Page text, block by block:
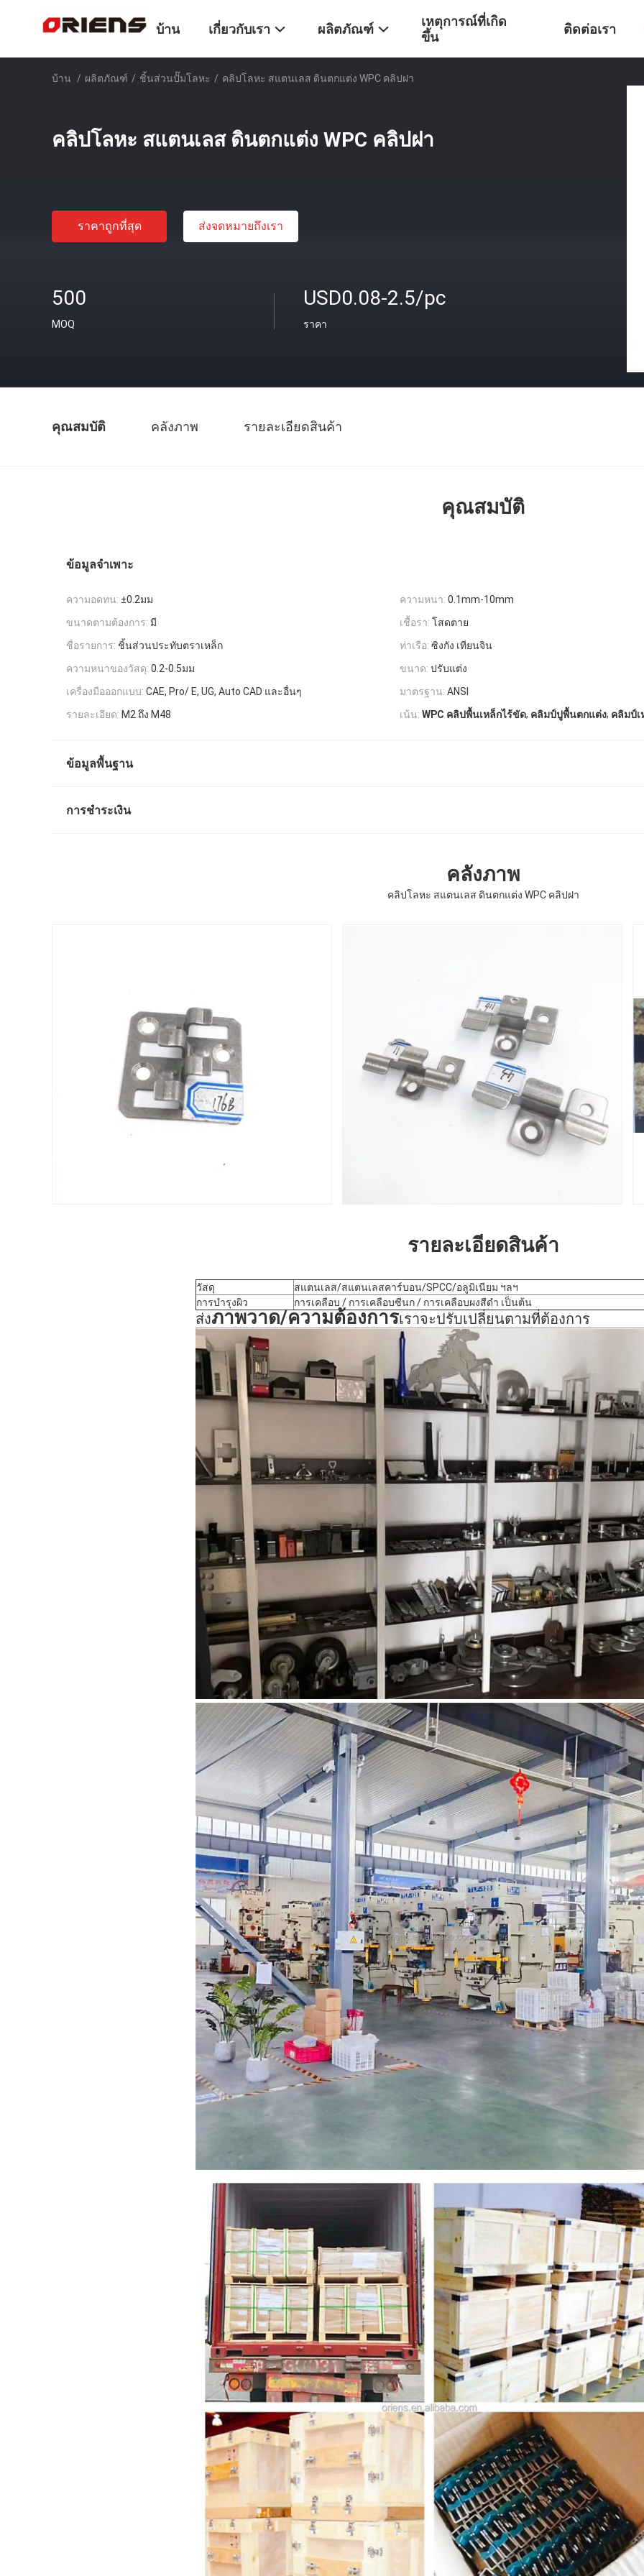
บ้าน เกี่ยวกับเรา ผลิตภัณฑ์
เหตุการณ์ที่เกิด
ขึ้น
ติดต่อเรา
บ้าน / ผลิตภัณฑ์ / ชิ้นส่วนปั๊มโลหะ / คลิปโลหะ สแตนเลส ดินตกแต่ง WPC คลิปฝา
คลิปโลหะ สแตนเลส ดินตกแต่ง WPC คลิปฝา
ราคาถูกที่สุด ส่งจดหมายถึงเรา
500
MOQ
USD0.08-2.5/pc
ราคา
คุณสมบัติ คลังภาพ รายละเอียดสินค้า
คุณสมบัติ
ข้อมูลจำเพาะ
ความอดทน: ±0.2มม ความหนา: 0.1mm-10mm
ขนาดตามต้องการ: มี เชื้อรา: โสดตาย
ชื่อรายการ: ชิ้นส่วนประทับตราเหล็ก ท่าเรือ: ซิงกัง เทียนจิน
ความหนาของวัสดุ: 0.2-0.5มม ขนาด: ปรับแต่ง
เครื่องมือออกแบบ: CAE, Pro/ E, UG, Auto CAD และอื่นๆ มาตรฐาน: ANSI
รายละเอียด: M2 ถึง M48 เน้น: WPC คลิปพื้นเหล็กไร้ขัด, คลิมป์ปูพื้นตกแต่ง, คลิมป์เ
ข้อมูลพื้นฐาน
การชำระเงิน
คลังภาพ
คลิปโลหะ สแตนเลส ดินตกแต่ง WPC คลิปฝา
รายละเอียดสินค้า
วัสดุ
สแตนเลส/สแตนเลสคาร์บอน/SPCC/อลูมิเนียม ฯลฯ
การบํารุงผิว
การเคลือบ / การเคลือบซีนก / การเคลือบผงสีดํา เป็นต้น
ส่งภาพวาด/ความต้องการเราจะปรับเปลี่ยนตามที่ต้องการ